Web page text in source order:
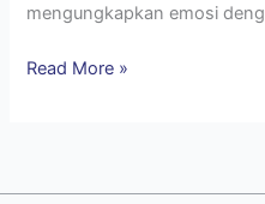
mengungkapkan emosi
Read More »